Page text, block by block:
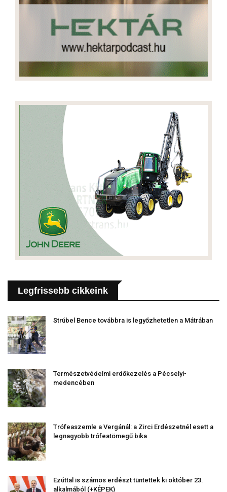
Legfrissebb cikkeink
Strúbel Bence továbbra is legyőzhetetlen a Mátrában
Természetvédelmi erdőkezelés a Pécselyi-
medencében
Trófeaszemle a Vergánál: a Zirci Erdészetnél esett a
legnagyobb trófeatömegű bika
Ezúttal is számos erdészt tüntettek ki október 23.
alkalmából (+KÉPEK)